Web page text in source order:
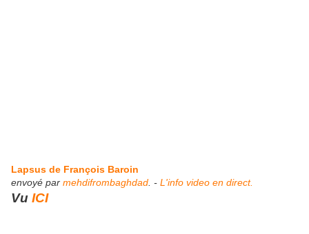
Lapsus de François Baroin
envoyé par mehdifrombaghdad . - L'info video en direct.
Vu ICI